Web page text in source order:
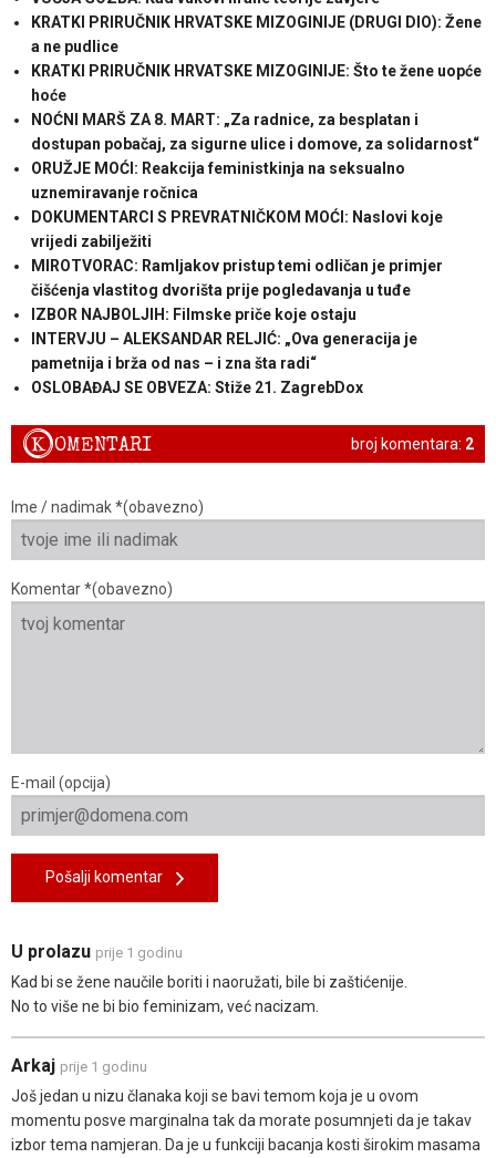
KRATKI PRIRUČNIK HRVATSKE MIZOGINIJE (DRUGI DIO): Žene
a ne pudlice
KRATKI PRIRUČNIK HRVATSKE MIZOGINIJE: Što te žene uopće
hoće
NOĆNI MARŠ ZA 8. MART: „Za radnice, za besplatan i
dostupan pobačaj, za sigurne ulice i domove, za solidarnost“
ORUŽJE MOĆI: Reakcija feministkinja na seksualno
uznemiravanje ročnica
DOKUMENTARCI S PREVRATNIČKOM MOĆI: Naslovi koje
vrijedi zabilježiti
MIROTVORAC: Ramljakov pristup temi odličan je primjer
čišćenja vlastitog dvorišta prije pogledavanja u tuđe
IZBOR NAJBOLJIH: Filmske priče koje ostaju
INTERVJU – ALEKSANDAR RELJIĆ: „Ova generacija je
pametnija i brža od nas – i zna šta radi“
OSLOBAĐAJ SE OBVEZA: Stiže 21. ZagrebDox
broj komentara: 2
KOMENTARI
Ime / nadimak *(obavezno)
Komentar *(obavezno)
E-mail (opcija)
Pošalji komentar
U prolazu prije 1 godinu
Kad bi se žene naučile boriti i naoružati, bile bi zaštićenije.
No to više ne bi bio feminizam, već nacizam.
Arkaj prije 1 godinu
Još jedan u nizu članaka koji se bavi temom koja je u ovom
momentu posve marginalna tak da morate posumnjeti da je takav
izbor tema namjeran. Da je u funkciji bacanja kosti širokim masama